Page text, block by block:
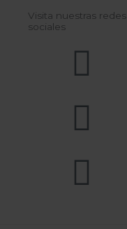
Visita nuestras redes
sociales